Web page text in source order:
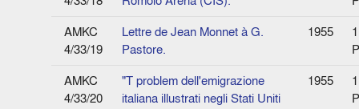
AMKC
4/33/19
Lettre de Jean Monnet à G.
Pastore.
1955
1
AMKC
4/33/20
"T problem dell'emigrazione
italiana illustrati negli Stati Uniti
1955
1